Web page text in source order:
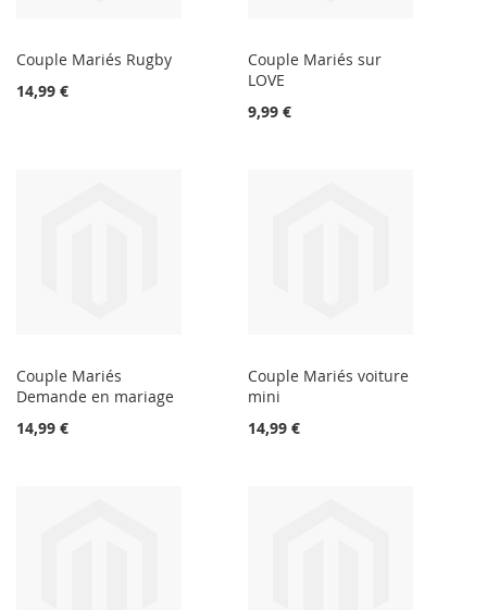
Couple Mariés Rugby
14,99 €
Couple Mariés sur
LOVE
9,99 €
Couple Mariés
Demande en mariage
14,99 €
Couple Mariés voiture
mini
14,99 €